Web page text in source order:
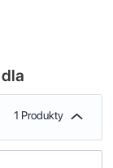
1 Produkty